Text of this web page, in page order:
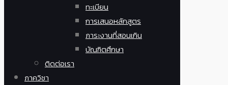
ทะเบียน
การเสนอหลักสูตร
ภาระงานที่สอนเกิน
บัณฑิตศึกษา
ติดต่อเรา
ภาควิชา